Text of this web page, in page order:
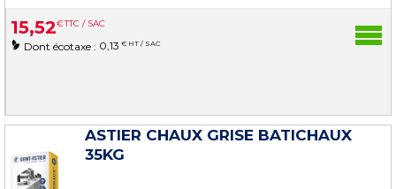
15,52€TTC / SAC
Dont écotaxe : 0,13 € HT / SAC
ASTIER CHAUX GRISE BATICHAUX
35KG